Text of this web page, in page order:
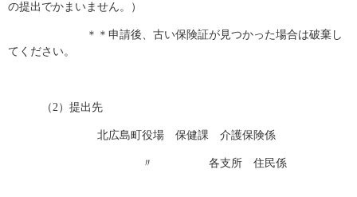
の提出でかまいません。）
＊＊申請後、古い保険証が見つかった場合は破棄し
てください。
（2）提出先
北広島町役場 保健課 介護保険係
〃 各支所 住民係